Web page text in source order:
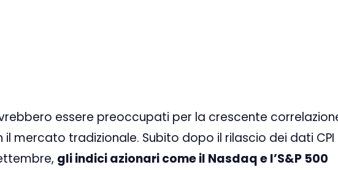
essere preoccupati per la crescente
mercato tradizionale. Subito dopo il rilascio dei dati CPI
gli indici azionari come il Nasdaq e l’S&P 500